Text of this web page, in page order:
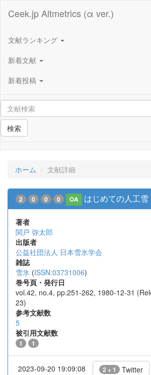
Ceek.jp Altmetrics (α ver.)
文献ランキング
新着文献
新着投稿
検索
ホーム 文献詳細
2 0 0 0 OA はじめての人工雪
著者
関戸 弥太郎
出版者
公益社団法人 日本雪氷学会
雑誌
雪氷 (ISSN:03731006)
巻号頁・発行日
vol.42, no.4, pp.251-262, 1980-12-31
23)
参考文献数
5
被引用文献数
1 1
2023-09-20 19:09:08 2 + 1 Twitter